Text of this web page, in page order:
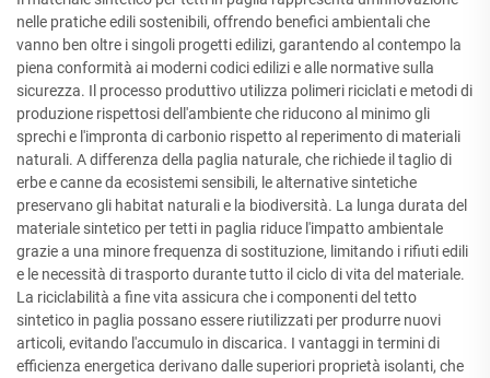
nelle pratiche edili sostenibili, offrendo benefici ambientali che
vanno ben oltre i singoli progetti edilizi, garantendo al contempo la
piena conformità ai moderni codici edilizi e alle normative sulla
sicurezza. Il processo produttivo utilizza polimeri riciclati e metodi di
produzione rispettosi dell'ambiente che riducono al minimo gli
sprechi e l'impronta di carbonio rispetto al reperimento di materiali
naturali. A differenza della paglia naturale, che richiede il taglio di
erbe e canne da ecosistemi sensibili, le alternative sintetiche
preservano gli habitat naturali e la biodiversità. La lunga durata del
materiale sintetico per tetti in paglia riduce l'impatto ambientale
grazie a una minore frequenza di sostituzione, limitando i rifiuti edili
e le necessità di trasporto durante tutto il ciclo di vita del materiale.
La riciclabilità a fine vita assicura che i componenti del tetto
sintetico in paglia possano essere riutilizzati per produrre nuovi
articoli, evitando l'accumulo in discarica. I vantaggi in termini di
efficienza energetica derivano dalle superiori proprietà isolanti, che